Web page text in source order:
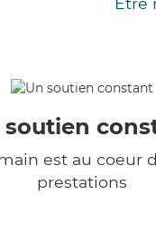
soutien
est au coeur
prestations